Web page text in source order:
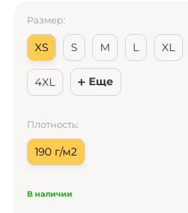
Размер:
XS S M L XL
4XL Еще
Плотность:
190 г/м2
В наличии